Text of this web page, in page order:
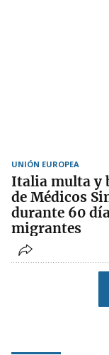
UNIÓN EUROPEA
Italia multa y
de Médicos
durante 60
migrantes